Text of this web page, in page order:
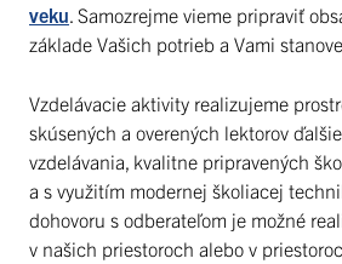
veku. Samozrejme vieme pripraviť
základe Vašich potrieb a Vami
Vzdelávacie aktivity realizujeme
skúsených a overených lektorov
vzdelávania, kvalitne pripravených
a s využitím modernej školiacej
dohovoru s odberateľom je možné
v našich priestoroch alebo v